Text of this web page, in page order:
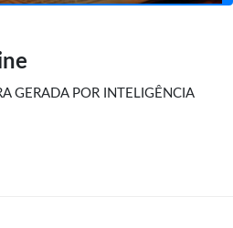
GERADA POR INTELIGÊNCIA